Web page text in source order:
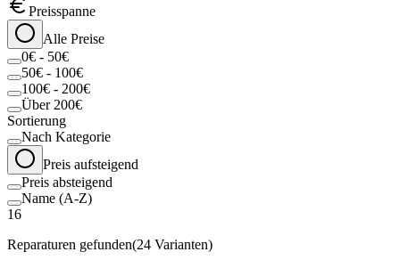
Preisspanne
Alle Preise
0€ - 50€
50€ - 100€
100€ - 200€
Über 200€
Sortierung
Nach Kategorie
Preis aufsteigend
Preis absteigend
Name (A-Z)
16
Reparaturen gefunden(24 Varianten)